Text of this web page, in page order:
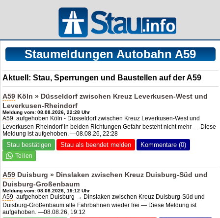
Staumeldungen Autobahn A59
Aktuell: Stau, Sperrungen und Baustellen auf der A59
A59 Köln » Düsseldorf zwischen Kreuz Leverkusen-West und
Leverkusen-Rheindorf
Meldung vom: 08.08.2026, 22:28 Uhr
A59 aufgehoben Köln - Düsseldorf zwischen Kreuz Leverkusen-West und
Leverkusen-Rheindorf in beiden Richtungen Gefahr besteht nicht mehr — Diese
Meldung ist aufgehoben. —08.08.26, 22:28
Stau bestätigen Stau als beendet melden Kommentare (0)
A59 Duisburg » Dinslaken zwischen Kreuz Duisburg-Süd und
Duisburg-Großenbaum
Meldung vom: 08.08.2026, 19:12 Uhr
A59 aufgehoben Duisburg → Dinslaken zwischen Kreuz Duisburg-Süd und
Duisburg-Großenbaum alle Fahrbahnen wieder frei — Diese Meldung ist
aufgehoben. —08.08.26, 19:12